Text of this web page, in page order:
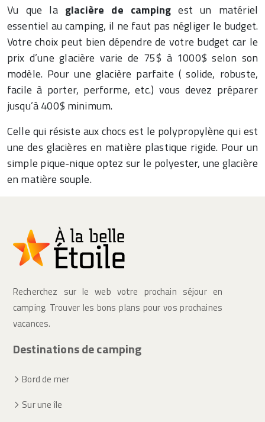
Vu que la glacière de camping est un matériel
essentiel au camping, il ne faut pas négliger le budget.
Votre choix peut bien dépendre de votre budget car le
prix d’une glacière varie de 75$ à 1000$ selon son
modèle. Pour une glacière parfaite ( solide, robuste,
facile à porter, performe, etc.) vous devez préparer
jusqu’à 400$ minimum.
Celle qui résiste aux chocs est le polypropylène qui est
une des glacières en matière plastique rigide. Pour un
simple pique-nique optez sur le polyester, une glacière
en matière souple.
Recherchez sur le web votre prochain séjour en
camping. Trouver les bons plans pour vos prochaines
vacances.
Destinations de camping
Bord de mer
Sur une île